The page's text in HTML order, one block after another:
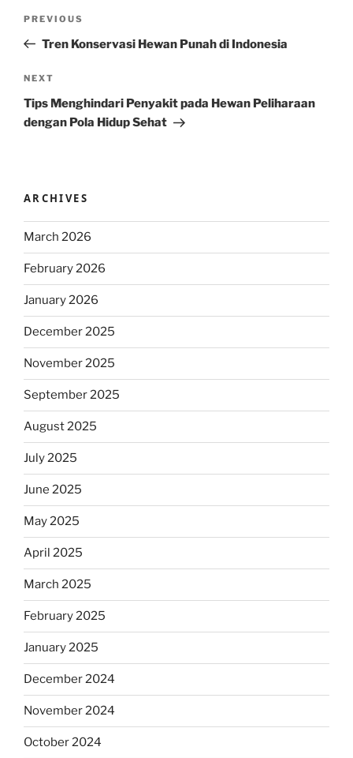
Previous
Post
PREVIOUS
Tren Konservasi Hewan Punah di Indonesia
Next
Post
NEXT
Tips Menghindari Penyakit pada Hewan Peliharaan
dengan Pola Hidup Sehat
ARCHIVES
March 2026
February 2026
January 2026
December 2025
November 2025
September 2025
August 2025
July 2025
June 2025
May 2025
April 2025
March 2025
February 2025
January 2025
December 2024
November 2024
October 2024